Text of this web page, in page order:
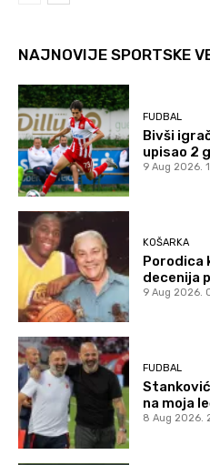
NAJNOVIJE SPORTSKE
FUDBAL
Bivši
upisao 2
9 Aug 2026.
KOŠARKA
Porodica
decenija
9 Aug 2026.
FUDBAL
na moja
8 Aug 2026.